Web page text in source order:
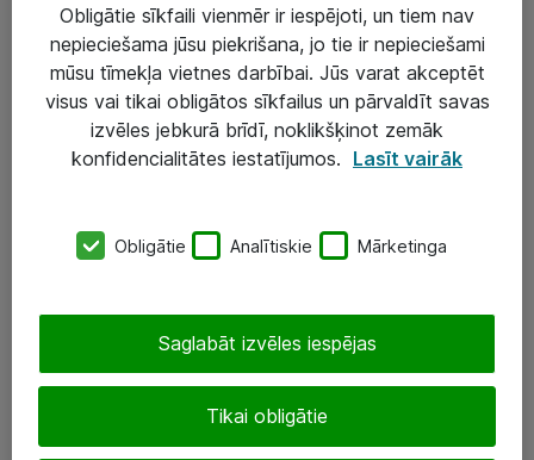
IT serviss un atbalsts
IT infrastruktūra
Darba vietu IT risinājumi
Serveri un datu centri
SIA „ATEA”
eShop@atea.lv
Sekojiet mums
Obligātie sīkfaili vienmēr ir iespējoti, un tiem nav
nepieciešama jūsu piekrišana, jo tie ir nepieciešami
mūsu tīmekļa vietnes darbībai. Jūs varat akceptēt
visus vai tikai obligātos sīkfailus un pārvaldīt savas
izvēles jebkurā brīdī, noklikšķinot zemāk
konfidencialitātes iestatījumos. Lasīt vairāk
Obligātie Analītiskie Mārketinga
Tikai obligātie
Saglabāt izvēles iespējas